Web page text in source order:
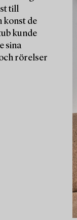
till
konst de
kunde
sina
rörelser